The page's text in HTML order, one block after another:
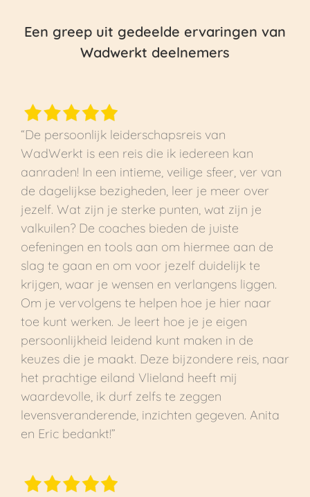
Een greep uit gedeelde ervaringen van
Wadwerkt deelnemers
“De persoonlijk leiderschapsreis van
WadWerkt is een reis die ik iedereen kan
aanraden! In een intieme, veilige sfeer, ver van
de dagelijkse bezigheden, leer je meer over
jezelf. Wat zijn je sterke punten, wat zijn je
valkuilen? De coaches bieden de juiste
oefeningen en tools aan om hiermee aan de
slag te gaan en om voor jezelf duidelijk te
krijgen, waar je wensen en verlangens liggen.
Om je vervolgens te helpen hoe je hier naar
toe kunt werken. Je leert hoe je je eigen
persoonlijkheid leidend kunt maken in de
keuzes die je maakt. Deze bijzondere reis, naar
het prachtige eiland Vlieland heeft mij
waardevolle, ik durf zelfs te zeggen
levensveranderende, inzichten gegeven. Anita
en Eric bedankt!”